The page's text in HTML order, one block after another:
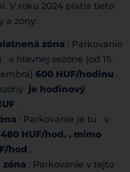
V roku 2024 platia tieto
a zóny:
zóna : Parkovanie
v hlavnej sezóne (od 15.
600 HUF/hodinu .
je hodinový
.
: Parkovanie je tu v
480 HUF/hod. , mimo
hod .
: Parkovanie v tejto